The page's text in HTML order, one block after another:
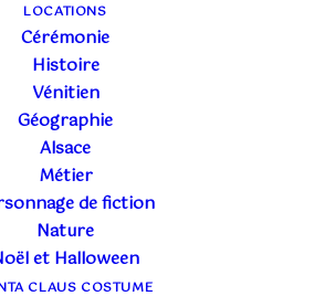
LOCATIONS
Cérémonie
Histoire
Vénitien
Géographie
Alsace
Métier
de fiction
Nature
et Halloween
CLAUS COSTUME